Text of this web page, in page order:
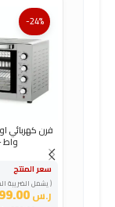
-24%
سعر المنتج
( يشمل الضريبة
ر.س499.00